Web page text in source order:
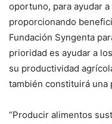
oportuno, para ayudar
proporcionando
Fundación Syngenta
prioridad es ayudar a
su productividad
también constituirá una
“Producir alimentos